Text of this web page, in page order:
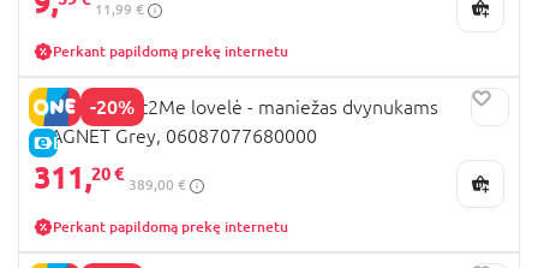
11,99 €
Perkant papildomą prekę internetu
-20%
E-KAINA
CHICCO Next2Me lovelė - maniežas dvynukams
MAGNET Grey, 06087077680000
311,20 €
389,00 €
Perkant papildomą prekę internetu